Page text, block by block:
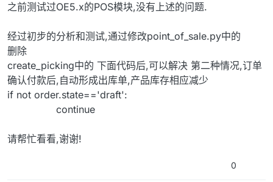
之前测试过OE5.x的POS模块,没有上述的问题.
经过初步的分析和测试,通过修改point_of_sale.py中的
删除
create_picking中的 下面代码后,可以解决 第二种情况,订单
确认付款后,自动形成出库单,产品库存相应减少
if not order.state=='draft':
continue
请帮忙看看,谢谢!
0